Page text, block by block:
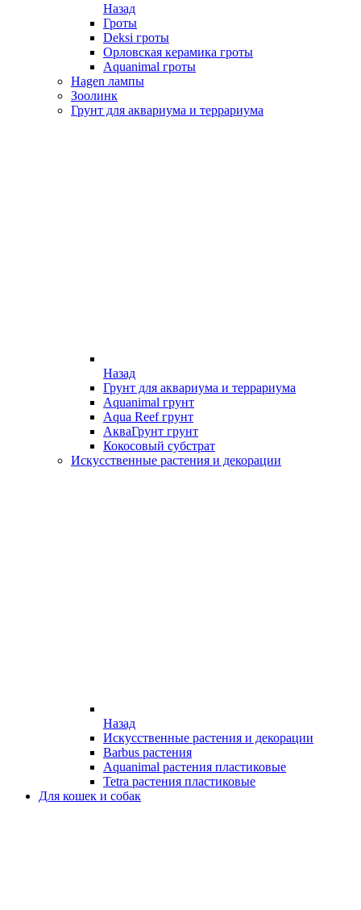
Назад
Гроты
Deksi гроты
Орловская керамика гроты
Aquanimal гроты
Hagen лампы
Зоолинк
Грунт для аквариума и террариума
Назад
Грунт для аквариума и террариума
Aquanimal грунт
Aqua Reef грунт
АкваГрунт грунт
Кокосовый субстрат
Искусственные растения и декорации
Назад
Искусственные растения и декорации
Barbus растения
Aquanimal растения пластиковые
Tetra растения пластиковые
Для кошек и собак